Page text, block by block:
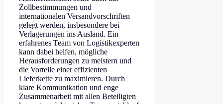
Zollbestimmungen und
internationalen Versandvorschriften
gelegt werden, insbesondere bei
Verlagerungen ins Ausland. Ein
erfahrenes Team von Logistikexperten
kann dabei helfen, mögliche
Herausforderungen zu meistern und
die Vorteile einer effizienten
Lieferkette zu maximieren. Durch
klare Kommunikation und enge
Zusammenarbeit mit allen Beteiligten